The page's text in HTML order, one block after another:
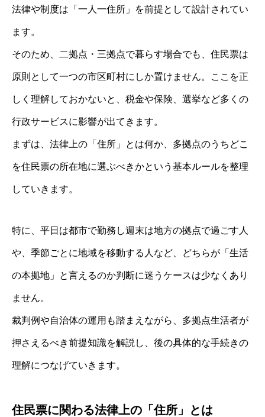
法律や制度は「一人一住所」を前提として設計されてい
ます。
そのため、二拠点・三拠点で暮らす場合でも、住民票は
原則として一つの市区町村にしか置けません。ここを正
しく理解しておかないと、税金や保険、選挙など多くの
行政サービスに影響が出てきます。
まずは、法律上の「住所」とは何か、多拠点のうちどこ
を住民票の所在地に選ぶべきかという基本ルールを整理
していきます。
特に、平日は都市で勤務し週末は地方の拠点で過ごす人
や、季節ごとに地域を移動する人など、どちらが「生活
の本拠地」と言えるのか判断に迷うケースは少なくあり
ません。
裁判例や自治体の運用も踏まえながら、多拠点生活者が
押さえるべき前提知識を解説し、後の具体的な手続きの
理解につなげていきます。
住民票に関わる法律上の「住所」とは